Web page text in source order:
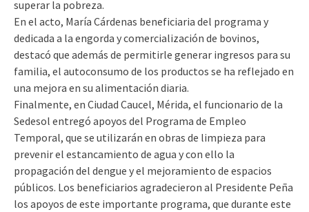
superar la pobreza.
En el acto, María Cárdenas beneficiaria del programa y
dedicada a la engorda y comercialización de bovinos,
destacó que además de permitirle generar ingresos para su
familia, el autoconsumo de los productos se ha reflejado en
una mejora en su alimentación diaria.
Finalmente, en Ciudad Caucel, Mérida, el funcionario de la
Sedesol entregó apoyos del Programa de Empleo
Temporal, que se utilizarán en obras de limpieza para
prevenir el estancamiento de agua y con ello la
propagación del dengue y el mejoramiento de espacios
públicos. Los beneficiarios agradecieron al Presidente Peña
los apoyos de este importante programa, que durante este